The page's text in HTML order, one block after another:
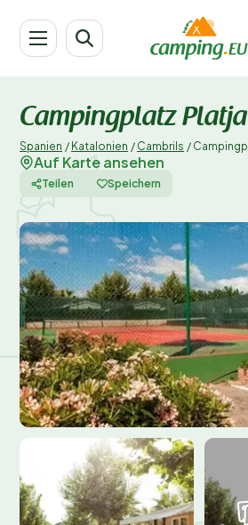
Campingplatz
Spanien / Katalonien / Cambrils /
Auf Karte ansehen
Teilen Speichern